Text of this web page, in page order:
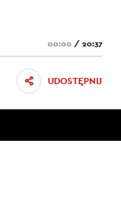
00:00 / 20:37
UDOSTĘPNIJ